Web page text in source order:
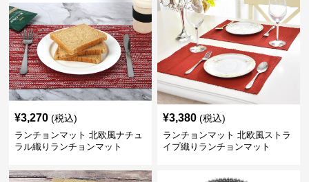
¥3,270 (税込)
ランチョンマット 北欧風ナチュ
ラル織りランチョンマット
¥3,380 (税込)
ランチョンマット 北欧風ストラ
イプ織りランチョンマット